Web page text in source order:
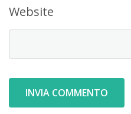
Website